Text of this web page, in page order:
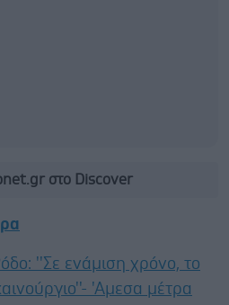
στο Discover
''Σε ενάμιση χρόνο, το
'Αμεσα μέτρα